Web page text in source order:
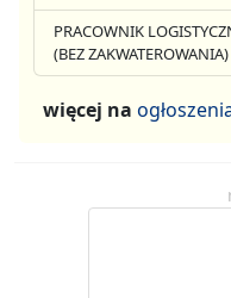
PRACOWNIK
(BEZ ZAKWATEROWANIA)
więcej na